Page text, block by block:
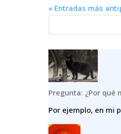
« Entradas más
Pregunta: ¿Por qué
Por ejemplo, en mi